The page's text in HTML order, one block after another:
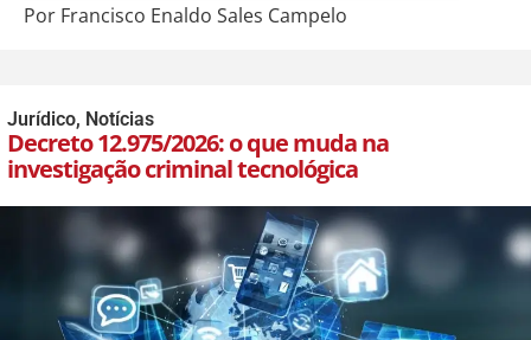
Por Francisco Enaldo Sales Campelo
Jurídico, Notícias
Decreto 12.975/2026: o que muda na
investigação criminal tecnológica